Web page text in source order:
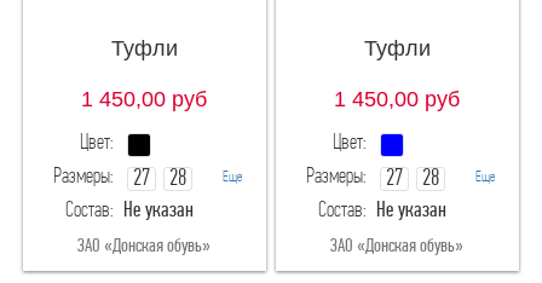
Туфли
1 450,00 руб
Цвет:
Размеры:
27
28
29
30
Еще
Состав: Не указан
ЗАО «Донская обувь»
Туфли
1 450,00 руб
Цвет:
Размеры:
27
28
29
30
Еще
Состав: Не указан
ЗАО «Донская обувь»